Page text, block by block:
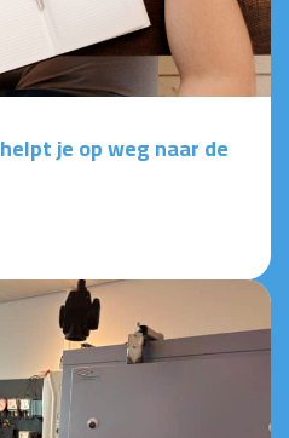
je op weg naar de